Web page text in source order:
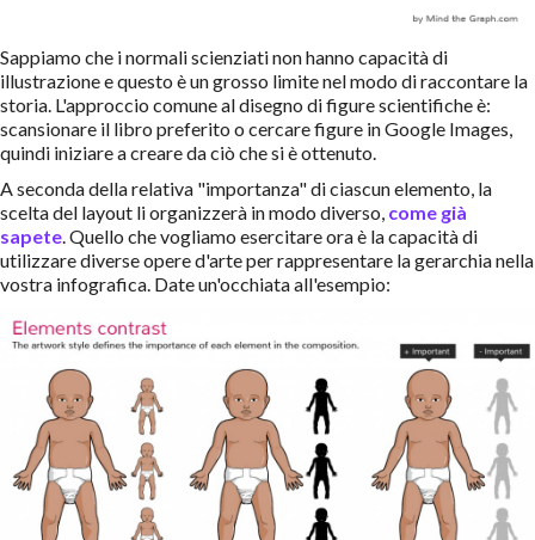
Sappiamo che i normali scienziati non hanno capacità di
illustrazione e questo è un grosso limite nel modo di raccontare la
storia. L'approccio comune al disegno di figure scientifiche è:
scansionare il libro preferito o cercare figure in Google Images,
quindi iniziare a creare da ciò che si è ottenuto.
A seconda della relativa "importanza" di ciascun elemento, la
scelta del layout li organizzerà in modo diverso, come già
sapete. Quello che vogliamo esercitare ora è la capacità di
utilizzare diverse opere d'arte per rappresentare la gerarchia nella
vostra infografica. Date un'occhiata all'esempio: